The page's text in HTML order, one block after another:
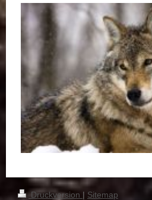
Druckversion | Sitemap